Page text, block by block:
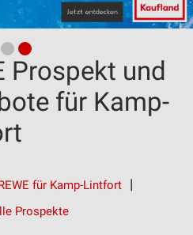
Prospekt und
für Kamp-
für Kamp-Lintfort
Prospekte